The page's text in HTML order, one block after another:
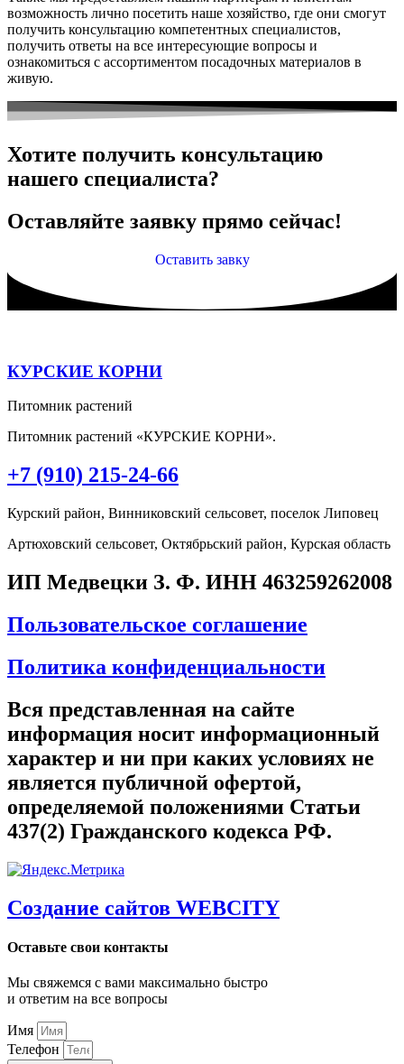
возможность лично посетить наше хозяйство, где они смогут
получить консультацию компетентных специалистов,
получить ответы на все интересующие вопросы и
ознакомиться с ассортиментом посадочных материалов в
живую.
Хотите получить консультацию
нашего специалиста?
Оставляйте заявку прямо сейчас!
Оставить завку
КУРСКИЕ КОРНИ
Питомник растений
Питомник растений «КУРСКИЕ КОРНИ».
+7 (910) 215-24-66
Курский район, Винниковский сельсовет, поселок Липовец
Артюховский сельсовет, Октябрьский район, Курская область
ИП Медвецки З. Ф. ИНН 463259262008
Пользовательское соглашение
Политика конфиденциальности
Вся представленная на сайте
информация носит информационный
характер и ни при каких условиях не
является публичной офертой,
определяемой положениями Статьи
437(2) Гражданского кодекса РФ.
Создание сайтов WEBCITY
Оставьте свои контакты
Мы свяжемся с вами максимально быстро
и ответим на все вопросы
Имя
Телефон